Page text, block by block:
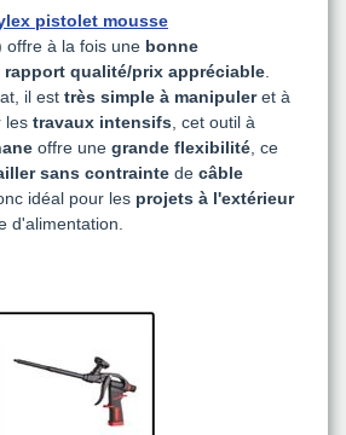
pistolet mousse
offre à la fois une bonne
rapport qualité/prix appréciable
il est très simple à manipuleret à
les travaux intensifs , cet outil à
offre une grande flexibilité , ce
sans contrainte de câble
idéal pour les projets à l'extérieur
d'alimentation.